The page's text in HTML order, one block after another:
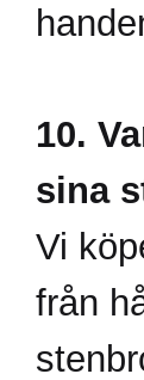
10.
sina
Vi
från